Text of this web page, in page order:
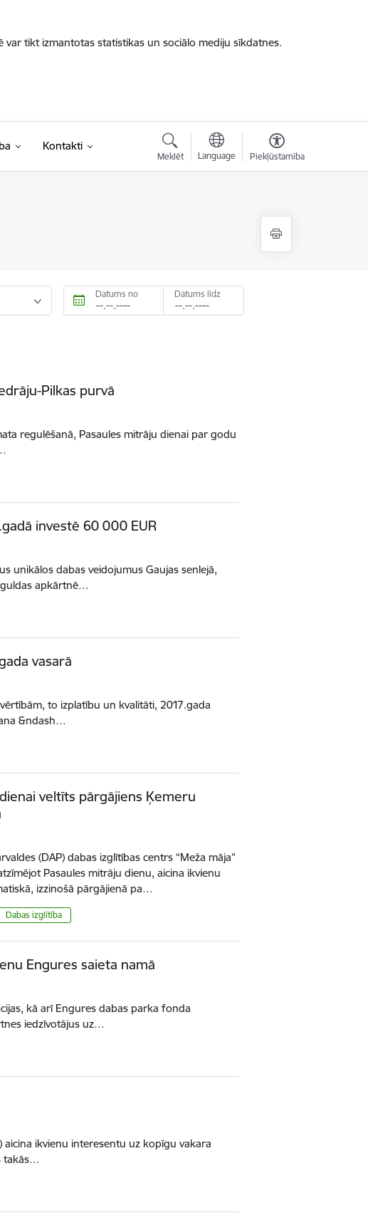
tikt izmantotas statistikas un sociālo mediju sīkdatnes.
Kontakti
Meklēt Language Piekļūstamība
Datums no Datums līdz
Pilkas purvā
regulēšanā, Pasaules mitrāju dienai par godu
investē 60 000 EUR
unikālos dabas veidojumus Gaujas senlejā,
apkārtnē…
vasarā
to izplatību un kvalitāti, 2017.gada
&ndash…
veltīts pārgājiens Ķemeru
(DAP) dabas izglītības centrs “Meža māja”
Pasaules mitrāju dienu, aicina ikvienu
izzinošā pārgājienā pa…
Dabas izglītība
Engures saieta namā
kā arī Engures dabas parka fonda
iedzīvotājus uz…
aicina ikvienu interesentu uz kopīgu vakara
takās…